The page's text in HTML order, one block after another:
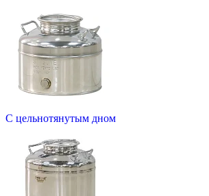
С цельнотянутым дном